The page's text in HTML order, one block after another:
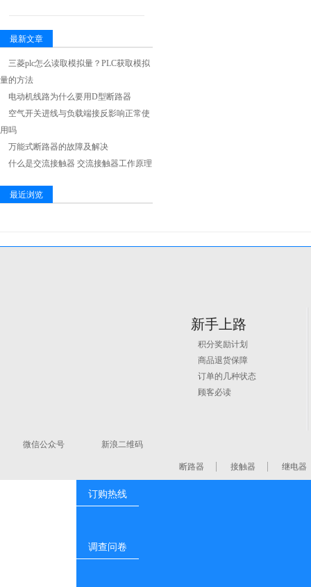
最新文章
三菱plc怎么读取模拟量？PLC获取模拟
量的方法
电动机线路为什么要用D型断路器
空气开关进线与负载端接反影响正常使
用吗
万能式断路器的故障及解决
什么是交流接触器 交流接触器工作原理
最近浏览
微信公众号 新浪二维码
新手上路
积分奖励计划
商品退货保障
订单的几种状态
顾客必读
断路器 接触器 继电器
微信订购
订购热线
调查问卷